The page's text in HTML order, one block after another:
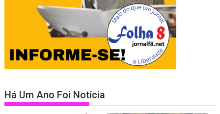
Há Um Ano Foi Notícia